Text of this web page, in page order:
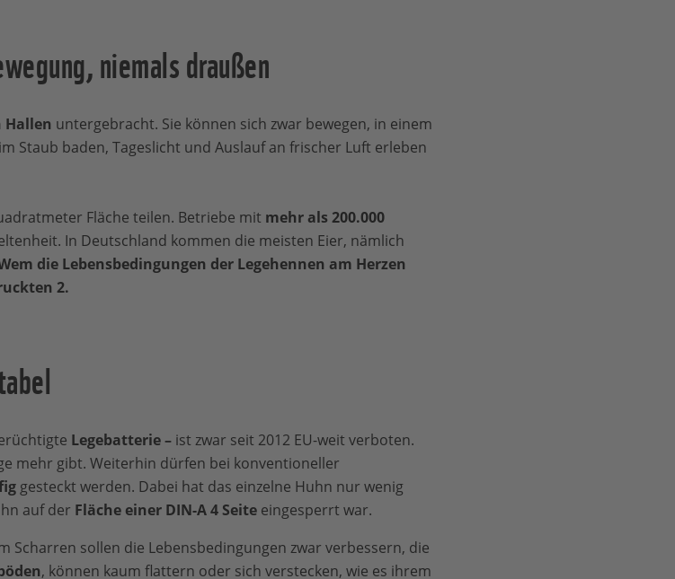
niemals draußen
Hallen untergebracht. Sie können sich zwar bewegen, in einem
Staub baden, Tageslicht und Auslauf an frischer Luft erleben
Fläche teilen. Betriebe mit mehr als 200.000
In Deutschland kommen die meisten Eier, nämlich
die Lebensbedingungen der Legehennen am Herzen
2.
Legebatterie –ist zwar seit 2012 EU-weit verboten.
mehr gibt. Weiterhin dürfen bei konventioneller
gesteckt werden. Dabei hat das einzelne Huhn nur wenig
auf der Fläche einer DIN-A 4 Seiteeingesperrt war.
Scharren sollen die Lebensbedingungen zwar verbessern, die
, können kaum flattern oder sich verstecken, wie es ihrem